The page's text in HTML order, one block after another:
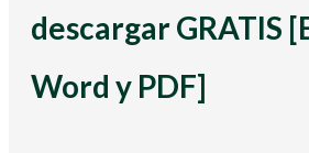
descargar GRATIS
Word y PDF]